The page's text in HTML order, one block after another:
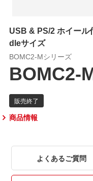
USB & PS/2 ホイール
dleサイズ
BOMC2-Mシリーズ
BOMC2-
商品情報
よくあるご質問